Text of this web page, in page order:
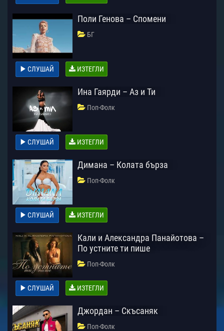
Поли Генова – Спомени
БГ
СЛУШАЙ ИЗТЕГЛИ
Ина Гаярди – Аз и Ти
Поп-Фолк
СЛУШАЙ ИЗТЕГЛИ
Димана – Колата бърза
Поп-Фолк
СЛУШАЙ ИЗТЕГЛИ
Кали и Александра Панайотова –
По устните ти пише
Поп-Фолк
СЛУШАЙ ИЗТЕГЛИ
Джордан – Скъсаняк
Поп-Фолк